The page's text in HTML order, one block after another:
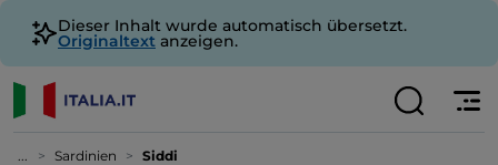
Dieser Inhalt wurde automatisch übersetzt.
Originaltext anzeigen.
... Sardinien Siddi